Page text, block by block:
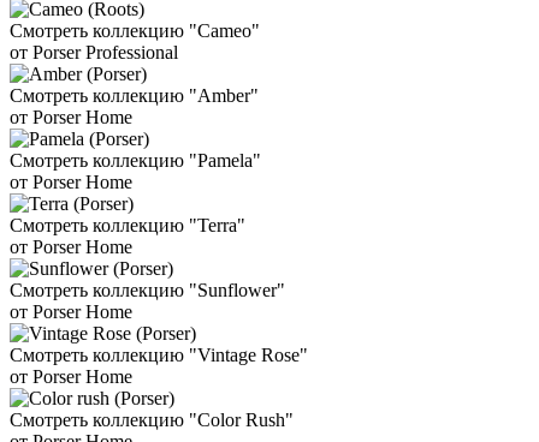
Смотреть коллекцию "Cameo"
от Porser Professional
Смотреть коллекцию "Amber"
от Porser Home
Смотреть коллекцию "Pamela"
от Porser Home
Смотреть коллекцию "Terra"
от Porser Home
Смотреть коллекцию "Sunflower"
от Porser Home
Смотреть коллекцию "Vintage Rose"
от Porser Home
Смотреть коллекцию "Color Rush"